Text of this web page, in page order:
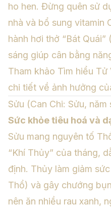
ho hen. Đừng quên sử
nhà và bổ sung vitamin
hành hơi thở “Bát
sáng giúp cân bằng
Tham khảo Tìm hiểu Tử
chi tiết về ảnh hưởng
Sửu (Can Chi: Sửu, năm
Sức khỏe tiêu hoá và
Sửu mang nguyên tố
“Khí Thủy” của tháng,
định. Thủy làm giảm
Thổ) và gây chướng
nên ăn nhiều rau xanh,